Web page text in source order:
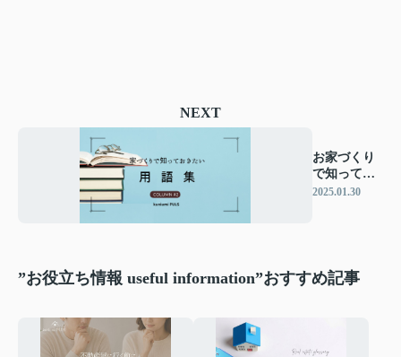
NEXT
お家づくり
で知ってお
きたい用語
2025.01.30
”お役立ち情報 useful information”おすすめ記事